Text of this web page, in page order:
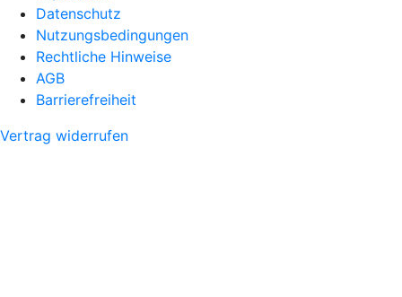
Datenschutz
Nutzungsbedingungen
Rechtliche Hinweise
AGB
Barrierefreiheit
Vertrag widerrufen